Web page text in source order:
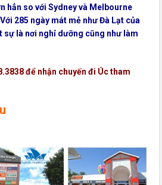
hẳn so với Sydney và Melbourne
285 ngày mát mẻ như Đà Lạt của
sự là nơi nghỉ dưỡng cũng như làm
để nhận chuyến đi Úc tham